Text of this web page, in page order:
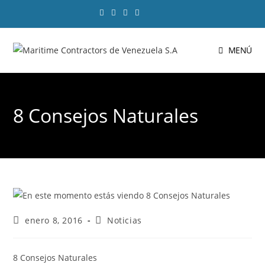
MENÚ
8 Consejos Naturales
enero 8, 2016 Noticias
8 Consejos Naturales